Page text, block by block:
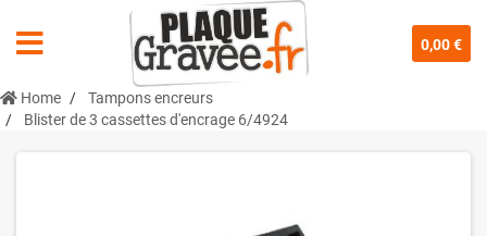
0,00 €
Home
Tampons encreurs
Blister de 3 cassettes d'encrage 6/4924